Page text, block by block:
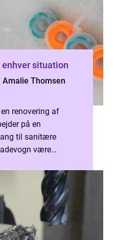
situation
Amalie Thomsen
renovering af
på en
til sanitære
være